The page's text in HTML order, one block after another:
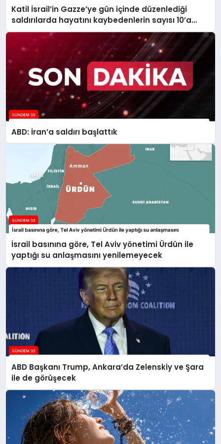
Katil İsrail’in Gazze’ye gün içinde düzenlediği
saldırılarda hayatını kaybedenlerin sayısı 10’a
yükseldi
ABD: İran’a saldırı başlattık
İsrail basınına göre, Tel Aviv yönetimi Ürdün ile
yaptığı su anlaşmasını yenilemeyecek
ABD Başkanı Trump, Ankara’da Zelenskiy ve Şara
ile de görüşecek